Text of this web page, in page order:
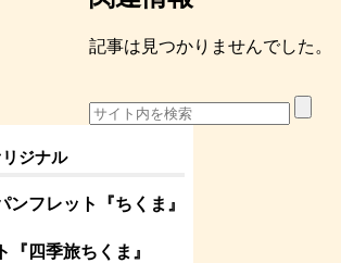
記事は見つかりませんでした。
ジナル
ンフレット 『ちくま 』
『四季旅ちくま』